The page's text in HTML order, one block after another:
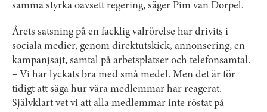
samma styrka oavsett regering, säger Pim van Dorpel.
Årets satsning på en facklig valrörelse har drivits i
sociala medier, genom direktutskick, annonsering, en
kampanjsajt, samtal på arbetsplatser och telefonsamtal.
– Vi har lyckats bra med små medel. Men det är för
tidigt att säga hur våra medlemmar har reagerat.
Självklart vet vi att alla medlemmar inte röstat på